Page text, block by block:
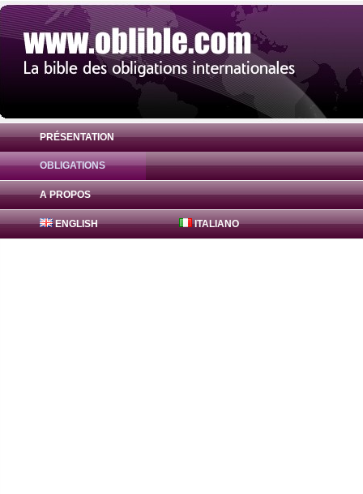
PRÉSENTATION
OBLIGATIONS
A PROPOS
ENGLISH ITALIANO
Obligation Bajaj Finance Obligations